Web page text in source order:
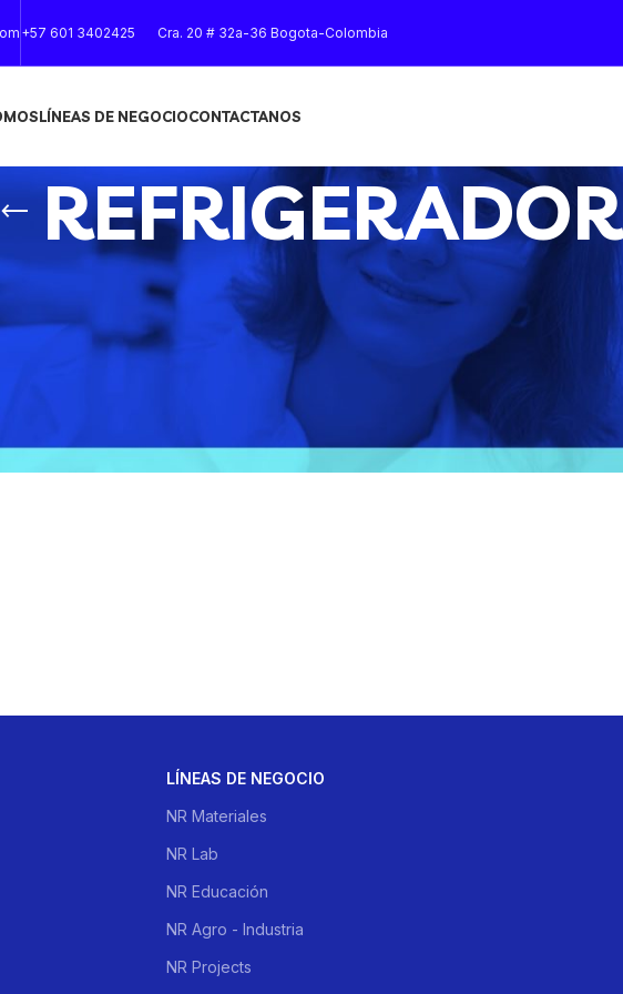
+57 601 3402425 Cra. 20 # 32a-36 Bogota-Colombia
LÍNEAS DE NEGOCIOCONTACTANOS
REFRIGERADOR
LÍNEAS DE NEGOCIO
NR Materiales
NR Lab
NR Educación
NR Agro - Industria
NR Projects